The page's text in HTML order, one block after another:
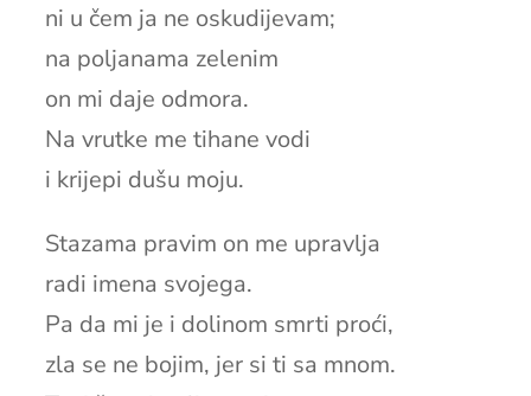
ni u čem ja ne oskudijevam;
na poljanama zelenim
on mi daje odmora.
Na vrutke me tihane vodi
i krijepi dušu moju.
Stazama pravim on me upravlja
radi imena svojega.
Pa da mi je i dolinom smrti proći,
zla se ne bojim, jer si ti sa mnom.